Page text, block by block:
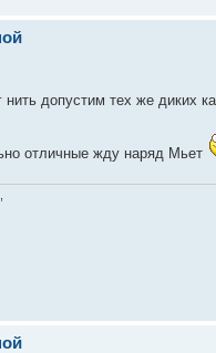
допустим тех же диких
отличные жду наряд Мьет